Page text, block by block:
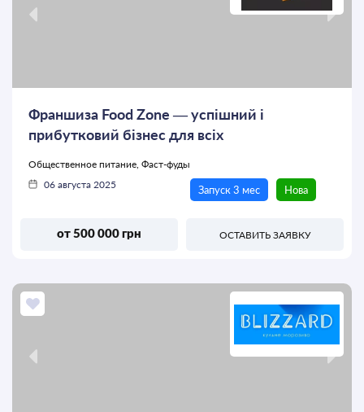
Франшиза Food Zone — успішний і
прибутковий бізнес для всіх
Общественное питание, Фаст-фуды
06 августа 2025
Запуск 3 мес Нова
от 500 000 грн ОСТАВИТЬ ЗАЯВКУ